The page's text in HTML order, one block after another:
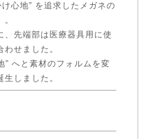
心地” を追求したメガネの
、先端部は医療器具用に使
せました。
” へと素材のフォルムを変
しました。